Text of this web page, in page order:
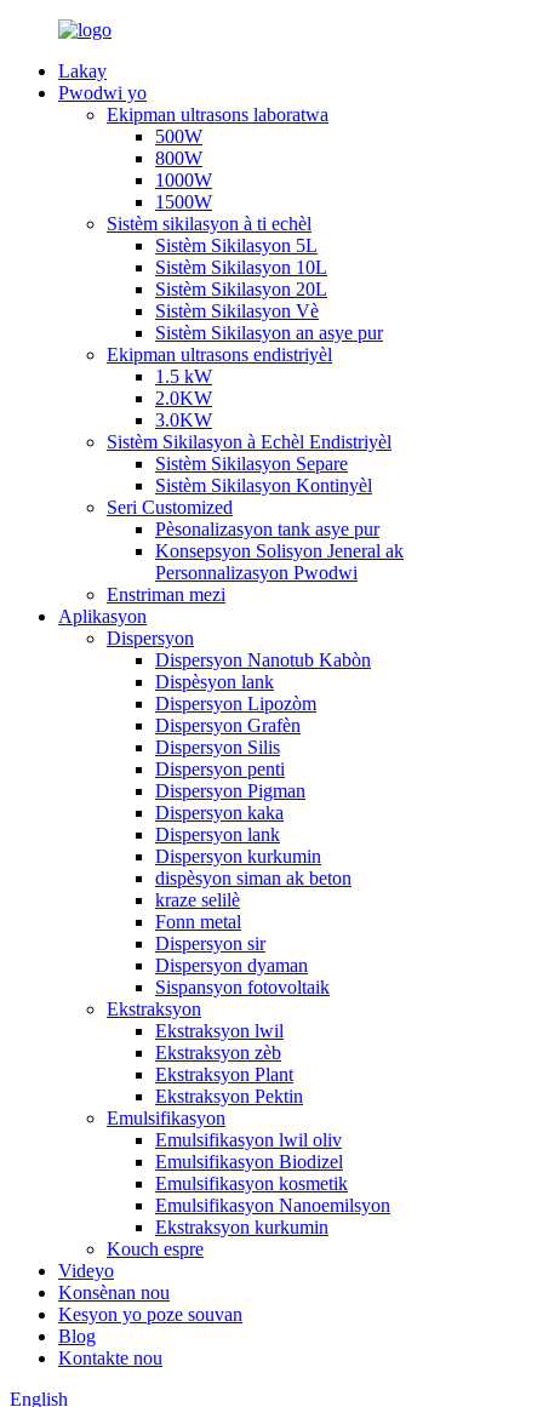
Lakay
Pwodwi yo
Ekipman ultrasons laboratwa
500W
800W
1000W
1500W
Sistèm sikilasyon à ti echèl
Sistèm Sikilasyon 5L
Sistèm Sikilasyon 10L
Sistèm Sikilasyon 20L
Sistèm Sikilasyon Vè
Sistèm Sikilasyon an asye pur
Ekipman ultrasons endistriyèl
1.5 kW
2.0KW
3.0KW
Sistèm Sikilasyon à Echèl Endistriyèl
Sistèm Sikilasyon Separe
Sistèm Sikilasyon Kontinyèl
Seri Customized
Pèsonalizasyon tank asye pur
Konsepsyon Solisyon Jeneral ak
Personnalizasyon Pwodwi
Enstriman mezi
Aplikasyon
Dispersyon
Dispersyon Nanotub Kabòn
Dispèsyon lank
Dispersyon Lipozòm
Dispersyon Grafèn
Dispersyon Silis
Dispersyon penti
Dispersyon Pigman
Dispersyon kaka
Dispersyon lank
Dispersyon kurkumin
dispèsyon siman ak beton
kraze selilè
Fonn metal
Dispersyon sir
Dispersyon dyaman
Sispansyon fotovoltaik
Ekstraksyon
Ekstraksyon lwil
Ekstraksyon zèb
Ekstraksyon Plant
Ekstraksyon Pektin
Emulsifikasyon
Emulsifikasyon lwil oliv
Emulsifikasyon Biodizel
Emulsifikasyon kosmetik
Emulsifikasyon Nanoemilsyon
Ekstraksyon kurkumin
Kouch espre
Videyo
Konsènan nou
Kesyon yo poze souvan
Blog
Kontakte nou
English